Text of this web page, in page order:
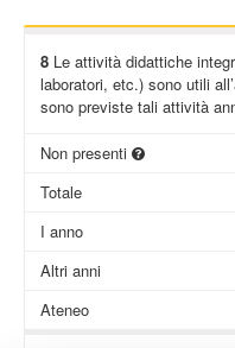
8Le attività didattiche
laboratori, etc.) sono utili
sono previste tali attività
Non presenti
Totale
I anno
Altri anni
Ateneo